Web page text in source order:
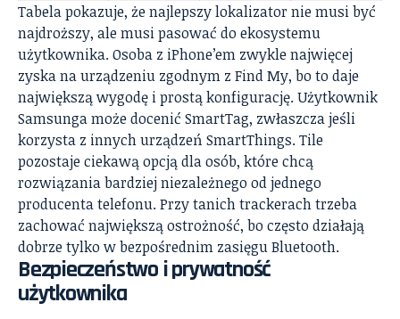
Tabela pokazuje, że najlepszy lokalizator nie musi być
najdroższy, ale musi pasować do ekosystemu
użytkownika. Osoba z iPhone’em zwykle najwięcej
zyska na urządzeniu zgodnym z Find My, bo to daje
największą wygodę i prostą konfigurację. Użytkownik
Samsunga może docenić SmartTag, zwłaszcza jeśli
korzysta z innych urządzeń SmartThings. Tile
pozostaje ciekawą opcją dla osób, które chcą
rozwiązania bardziej niezależnego od jednego
producenta telefonu. Przy tanich trackerach trzeba
zachować największą ostrożność, bo często działają
dobrze tylko w bezpośrednim zasięgu Bluetooth.
Bezpieczeństwo i prywatność
użytkownika